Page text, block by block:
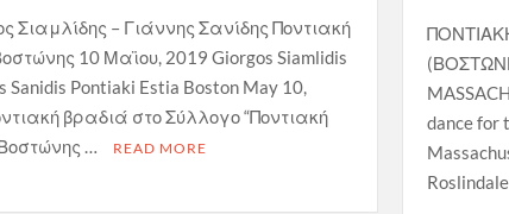
Σιαμλίδης – Γιάννης Σανίδης Ποντιακή
10 Μαϊου, 2019 Giorgos Siamlidis
Sanidis Pontiaki Estia Boston May 10,
βραδιά στο Σύλλογο “Ποντιακή
…
READ MORE
dance for